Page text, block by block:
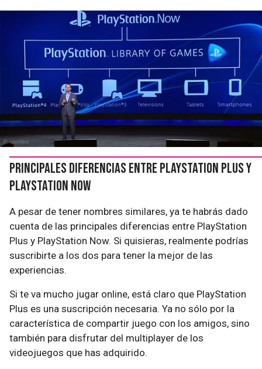
Principales diferencias entre PlayStation Plus y
PlayStation Now
A pesar de tener nombres similares, ya te habrás dado
cuenta de las principales diferencias entre PlayStation
Plus y PlayStation Now. Si quisieras, realmente podrías
suscribirte a los dos para tener la mejor de las
experiencias.
Si te va mucho jugar online, está claro que PlayStation
Plus es una suscripción necesaria. Ya no sólo por la
característica de compartir juego con los amigos, sino
también para disfrutar del multiplayer de los
videojuegos que has adquirido.